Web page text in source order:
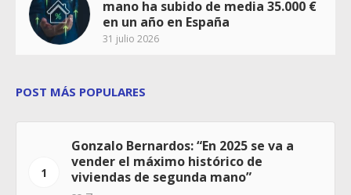
mano ha subido de media 35.000 €
en un año en España
31 julio 2026
POST MÁS POPULARES
1
Gonzalo Bernardos: “En 2025 se va a
vender el máximo histórico de
viviendas de segunda mano”